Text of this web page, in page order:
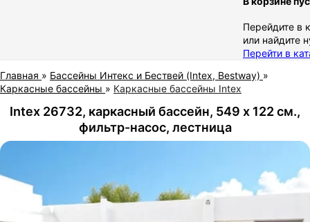
Перейдите в
или найдите
Перейти в
Главная » Бассейны Интекс и Бествей (Intex, Bestway) »
Каркасные бассейны » Каркасные бассейны Intex
Intex 26732, каркасный бассейн, 549 х 122 см.,
фильтр-насос, лестница